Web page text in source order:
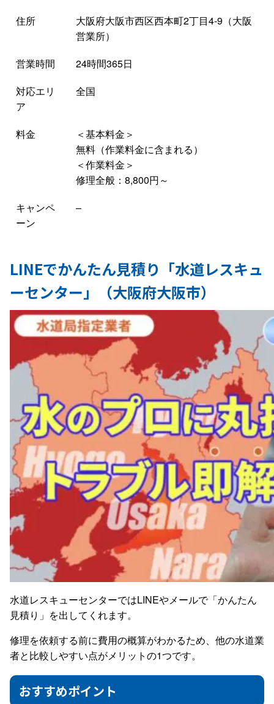
住所
大阪府大阪市西区西本町2丁目4-9（大阪
営業所）
営業時間
24時間365日
対応エリ
ア
全国
料金
＜基本料金＞
無料（作業料金に含まれる）
＜作業料金＞
修理全般：8,800円～
キャンペ
ーン
–
LINEでかんたん見積り「水道レスキュ
ーセンター」（大阪府大阪市）
水道レスキューセンターではLINEやメールで「かんたん
見積り」を出してくれます。
修理を依頼する前に費用の概算がわかるため、他の水道業
者と比較しやすい点がメリットの1つです。
おすすめポイント